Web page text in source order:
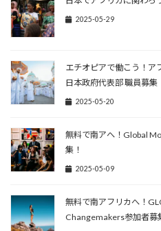
2025-05-29
エチオピアで働こう！ア
日本政府代表部 職員募集
2025-05-20
無料で南アへ！Global
集！
2025-05-09
無料で南アフリカへ！
Changemakers参加者募